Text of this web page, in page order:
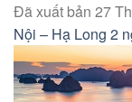
Đã xuất bản 27
Nội – Hạ Long 2